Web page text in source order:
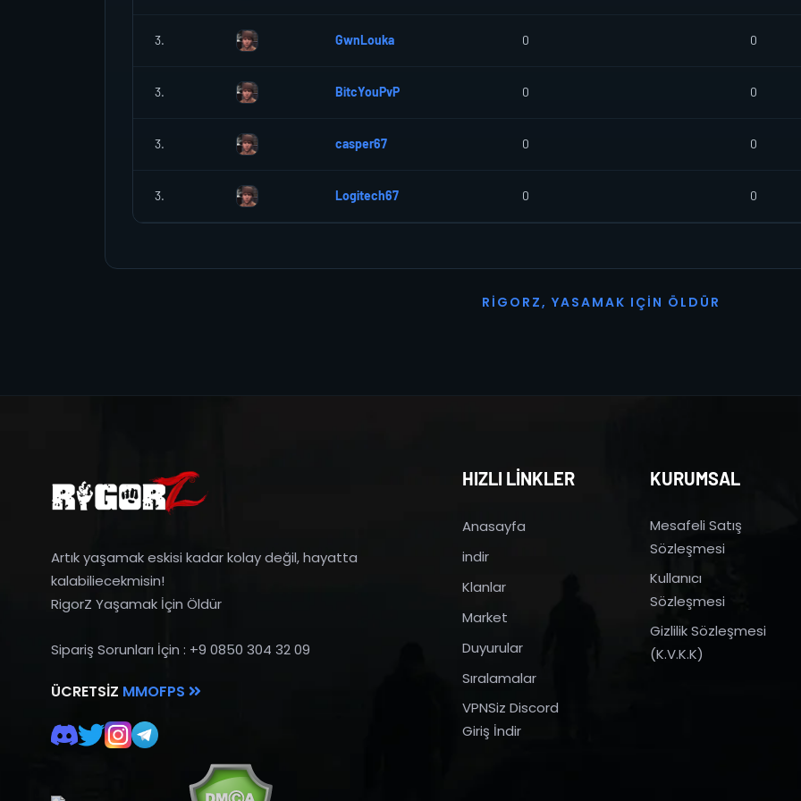
3. GwnLouka 0 0
3. BitcYouPvP 0 0
3. casper67 0 0
3. Logitech67 0 0
R I G O R Z, YASAMAK I ÇI N Ö L D Ü R
Artık yaşamak eskisi kadar kolay değil, hayatta
kalabiliecekmisin!
RigorZ Yaşamak İçin Öldür
Sipariş Sorunları İçin : +9 0850 304 32 09
ÜCRETSIZ MMOFPS
HIZLI LİNKLER
Anasayfa
indir
Klanlar
Market
Duyurular
Sıralamalar
VPNSiz Discord
Giriş İndir
KURUMSAL
Mesafeli Satış
Sözleşmesi
Kullanıcı
Sözleşmesi
Gizlilik Sözleşmesi
(K.V.K.K)